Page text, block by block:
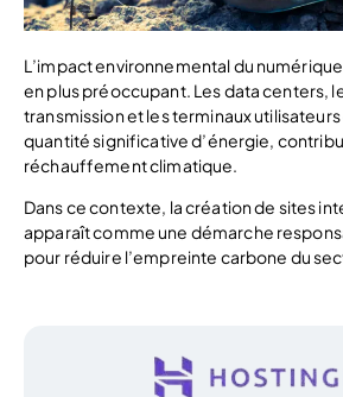
L’impact environnemental du
en plus préoccupant. Les data centers,
transmission et les terminaux
quantité significative d’énergie,
réchauffement climatique.
Dans ce contexte, la création de sites
apparaît comme une démarche
pour réduire l’empreinte carbone du